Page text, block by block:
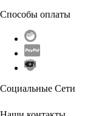
Способы оплаты
Социальные Сети